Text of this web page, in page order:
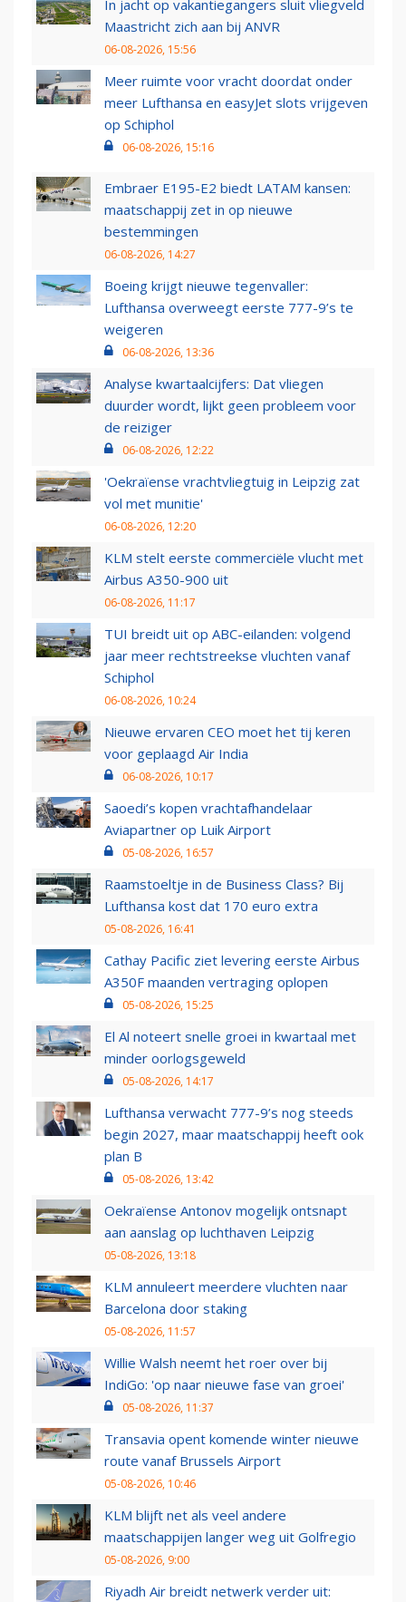
In jacht op vakantiegangers sluit vliegveld
Maastricht zich aan bij ANVR
06-08-2026, 15:56
Meer ruimte voor vracht doordat onder
meer Lufthansa en easyJet slots vrijgeven
op Schiphol
06-08-2026, 15:16
Embraer E195-E2 biedt LATAM kansen:
maatschappij zet in op nieuwe
bestemmingen
06-08-2026, 14:27
Boeing krijgt nieuwe tegenvaller:
Lufthansa overweegt eerste 777-9’s te
weigeren
06-08-2026, 13:36
Analyse kwartaalcijfers: Dat vliegen
duurder wordt, lijkt geen probleem voor
de reiziger
06-08-2026, 12:22
'Oekraïense vrachtvliegtuig in Leipzig zat
vol met munitie'
06-08-2026, 12:20
KLM stelt eerste commerciële vlucht met
Airbus A350-900 uit
06-08-2026, 11:17
TUI breidt uit op ABC-eilanden: volgend
jaar meer rechtstreekse vluchten vanaf
Schiphol
06-08-2026, 10:24
Nieuwe ervaren CEO moet het tij keren
voor geplaagd Air India
06-08-2026, 10:17
Saoedi’s kopen vrachtafhandelaar
Aviapartner op Luik Airport
05-08-2026, 16:57
Raamstoeltje in de Business Class? Bij
Lufthansa kost dat 170 euro extra
05-08-2026, 16:41
Cathay Pacific ziet levering eerste Airbus
A350F maanden vertraging oplopen
05-08-2026, 15:25
El Al noteert snelle groei in kwartaal met
minder oorlogsgeweld
05-08-2026, 14:17
Lufthansa verwacht 777-9’s nog steeds
begin 2027, maar maatschappij heeft ook
plan B
05-08-2026, 13:42
Oekraïense Antonov mogelijk ontsnapt
aan aanslag op luchthaven Leipzig
05-08-2026, 13:18
KLM annuleert meerdere vluchten naar
Barcelona door staking
05-08-2026, 11:57
Willie Walsh neemt het roer over bij
IndiGo: 'op naar nieuwe fase van groei'
05-08-2026, 11:37
Transavia opent komende winter nieuwe
route vanaf Brussels Airport
05-08-2026, 10:46
KLM blijft net als veel andere
maatschappijen langer weg uit Golfregio
05-08-2026, 9:00
Riyadh Air breidt netwerk verder uit: